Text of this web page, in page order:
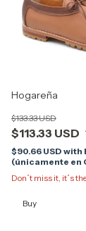
Hogareña
$113.33 USD
$133.33 USD
$90.66 USD with
(únicamente en
Don´t miss it, it´s
Buy